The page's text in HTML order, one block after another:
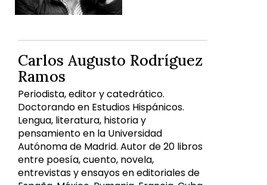
Carlos Augusto Rodríguez
Ramos
Periodista, editor y catedrático.
Doctorando en Estudios Hispánicos.
Lengua, literatura, historia y
pensamiento en la Universidad
Autónoma de Madrid. Autor de 20 libros
entre poesía, cuento, novela,
entrevistas y ensayos en editoriales de